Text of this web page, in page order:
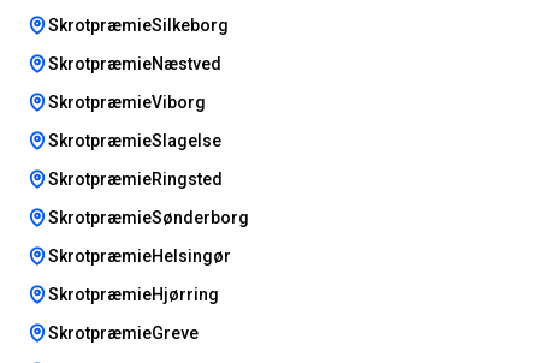
SkrotpræmieSilkeborg
SkrotpræmieNæstved
SkrotpræmieViborg
SkrotpræmieSlagelse
SkrotpræmieRingsted
SkrotpræmieSønderborg
SkrotpræmieHelsingør
SkrotpræmieHjørring
SkrotpræmieGreve